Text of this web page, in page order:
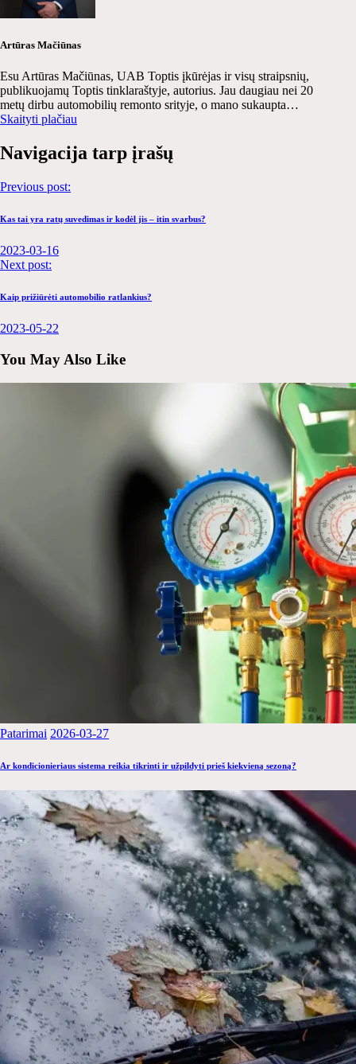
Artūras Mačiūnas
Esu Artūras Mačiūnas, UAB Toptis įkūrėjas ir visų straipsnių,
publikuojamų Toptis tinklaraštyje, autorius. Jau daugiau nei 20
metų dirbu automobilių remonto srityje, o mano sukaupta…
Skaityti plačiau
Navigacija tarp įrašų
Previous post:
Kas tai yra ratų suvedimas ir kodėl jis – itin svarbus?
2023-03-16
Next post:
Kaip prižiūrėti automobilio ratlankius?
2023-05-22
You May Also Like
Patarimai 2026-03-27
Ar kondicionieriaus sistema reikia tikrinti ir užpildyti prieš kiekvieną sezoną?